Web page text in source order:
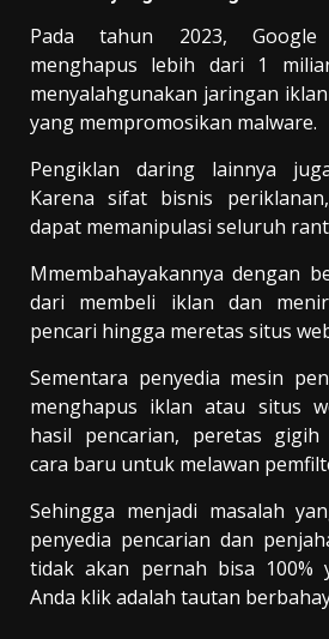
Pada tahun 2023,
menghapus lebih dari 1
menyalahgunakan jaringan
yang mempromosikan malware.
Pengiklan daring lainnya
Karena sifat bisnis
dapat memanipulasi seluruh
Mmembahayakannya dengan
dari membeli iklan dan
pencari hingga meretas situs
Sementara penyedia mesin
menghapus iklan atau situs
hasil pencarian, peretas
cara baru untuk melawan
Sehingga menjadi masalah
penyedia pencarian dan
tidak akan pernah bisa 100%
Anda klik adalah tautan